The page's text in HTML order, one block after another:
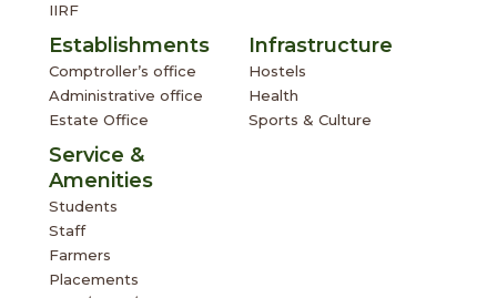
IIRF
Establishments
Comptroller’s office
Administrative office
Estate Office
Infrastructure
Hostels
Health
Sports & Culture
Service &
Amenities
Students
Staff
Farmers
Placements